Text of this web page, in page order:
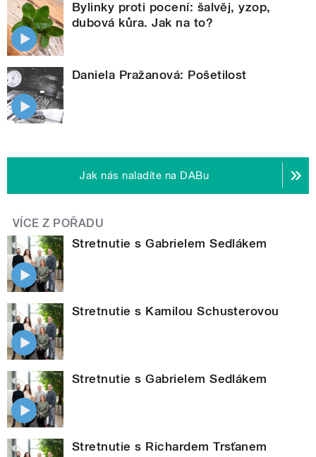
Bylinky proti pocení: šalvěj, yzop,
dubová kůra. Jak na to?
Daniela Pražanová: Pošetilost
Jak nás naladíte na DABu
VÍCE Z POŘADU
Stretnutie s Gabrielem Sedlákem
Stretnutie s Kamilou Schusterovou
Stretnutie s Gabrielem Sedlákem
Stretnutie s Richardem Trsťanem